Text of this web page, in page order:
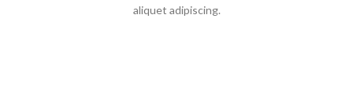
aliquet adipiscing.